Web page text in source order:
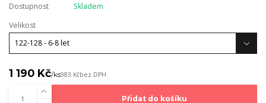
Dostupnost
Skladem
Velikost
1 190 Kč/ks983 Kčbez DPH
Přidat do košíku